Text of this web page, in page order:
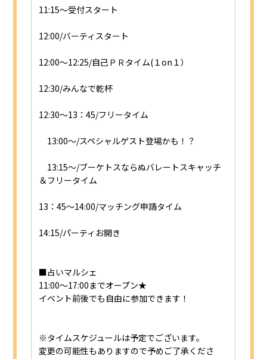
11:15～受付スタート
12:00/バーティスタート
12:00～12:25/自己ＰＲタイム(１on１）
12:30/みんなで乾杯
12:30～13：45/フリータイム
13:00～/スペシャルゲスト登場かも！？
13:15～/ブーケトスならぬバレートスキャッチ
＆フリータイム
13：45～14:00/マッチング申請タイム
14:15/パーティお開き
■占いマルシェ
11:00～17:00までオープン★
イベント前後でも自由に参加できます！
※タイムスケジュールは予定でございます。
変更の可能性もありますので予めご了承くださ